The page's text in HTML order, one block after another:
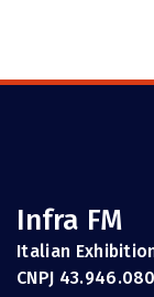
Infra FM
Italian
CNPJ